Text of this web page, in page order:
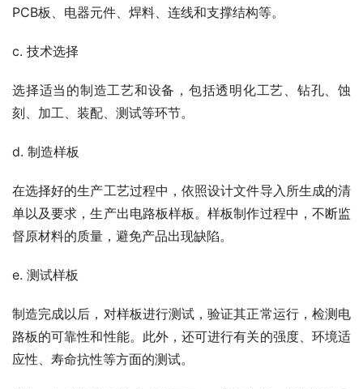
PCB板、电器元件、焊料、连线和支撑结构等。
c. 技术选择
选择适当的制造工艺和设备，包括透明化工艺、钻孔、蚀
刻、加工、装配、测试等环节。
d. 制造样板
在选择好的生产工艺过程中，依照设计文件导入所生成的清
单以及要求，生产出电路板样板。样板制作过程中，不断监
督原材料的质量，避免产品出现缺陷。
e. 测试样板
制造完成以后，对样板进行测试，验证其正常运行，检测电
路板的可靠性和性能。此外，还可进行有关的强度、环境适
应性、寿命抗性等方面的测试。